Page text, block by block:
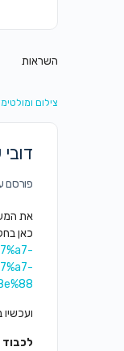
השראות
צילום
פורסם
את
כאן